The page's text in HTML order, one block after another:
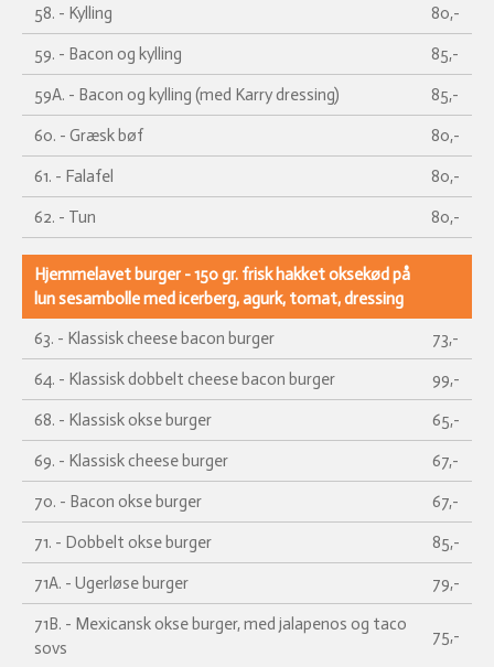
58. - Kylling 80,-
59. - Bacon og kylling 85,-
59A. - Bacon og kylling (med Karry dressing) 85,-
60. - Græsk bøf 80,-
61. - Falafel 80,-
62. - Tun 80,-
Hjemmelavet burger - 150 gr. frisk hakket oksekød på
lun sesambolle med icerberg, agurk, tomat, dressing
63. - Klassisk cheese bacon burger
73,-
64. - Klassisk dobbelt cheese bacon burger 99,-
68. - Klassisk okse burger 65,-
69. - Klassisk cheese burger 67,-
70. - Bacon okse burger 67,-
71. - Dobbelt okse burger 85,-
71A. - Ugerløse burger 79,-
71B. - Mexicansk okse burger, med jalapenos og taco
sovs
75,-